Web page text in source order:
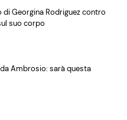
di Georgina Rodriguez contro
suo corpo
Ambrosio: sarà questa